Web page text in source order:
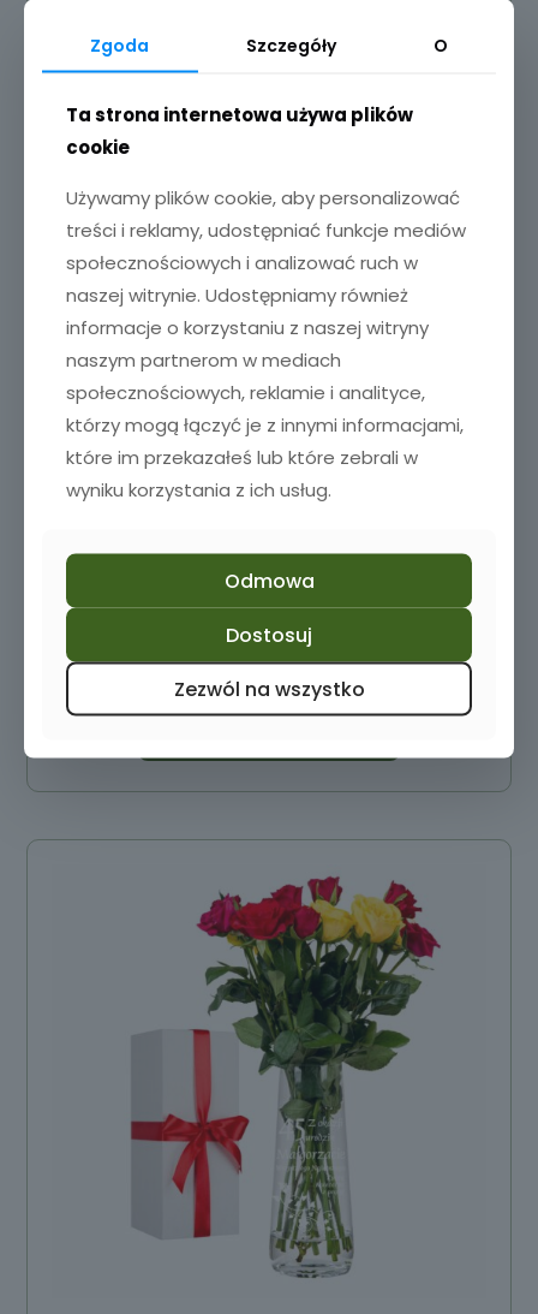
Sold out
Wazon z grawerem na kwiaty
89,00zł
Zgoda Szczegóły O
Ta strona internetowa używa plików
cookie
Używamy plików cookie, aby personalizować
treści i reklamy, udostępniać funkcje mediów
społecznościowych i analizować ruch w
naszej witrynie. Udostępniamy również
informacje o korzystaniu z naszej witryny
naszym partnerom w mediach
społecznościowych, reklamie i analityce,
którzy mogą łączyć je z innymi informacjami,
które im przekazałeś lub które zebrali w
wyniku korzystania z ich usług.
Odmowa
Dostosuj
Zezwól na wszystko